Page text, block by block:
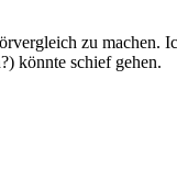
zu machen.
könnte schief gehen.